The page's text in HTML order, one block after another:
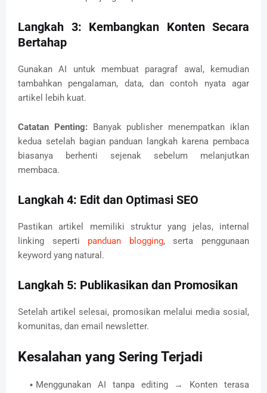
Langkah 3: Kembangkan Konten Secara
Bertahap
Gunakan AI untuk membuat paragraf awal, kemudian
tambahkan pengalaman, data, dan contoh nyata agar
artikel lebih kuat.
Catatan Penting:Banyak publisher menempatkan iklan
kedua setelah bagian panduan langkah karena pembaca
biasanya berhenti sejenak sebelum melanjutkan
membaca.
Langkah 4: Edit dan Optimasi SEO
Pastikan artikel memiliki struktur yang jelas, internal
linking seperti panduan blogging, serta penggunaan
keyword yang natural.
Langkah 5: Publikasikan dan Promosikan
Setelah artikel selesai, promosikan melalui media sosial,
komunitas, dan email newsletter.
Kesalahan yang Sering Terjadi
Menggunakan AI tanpa editing → Konten terasa